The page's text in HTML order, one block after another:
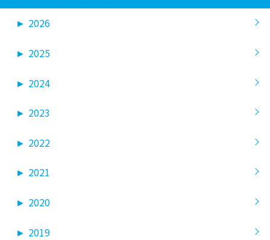
► 2026
► 2025
► 2024
► 2023
► 2022
► 2021
► 2020
► 2019